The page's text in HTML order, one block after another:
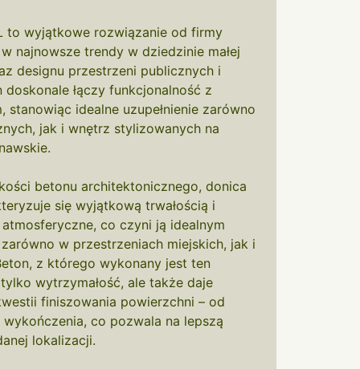
to wyjątkowe rozwiązanie od firmy
najnowsze trendy w dziedzinie małej
designu przestrzeni publicznych i
łączy funkcjonalność z
stanowiąc idealne uzupełnienie zarówno
jak i wnętrz stylizowanych na
betonu architektonicznego, donica
się wyjątkową trwałością i
co czyni ją idealnym
w przestrzeniach miejskich, jak i
z którego wykonany jest ten
wytrzymałość, ale także daje
finiszowania powierzchni – od
co pozwala na lepszą
lokalizacji.